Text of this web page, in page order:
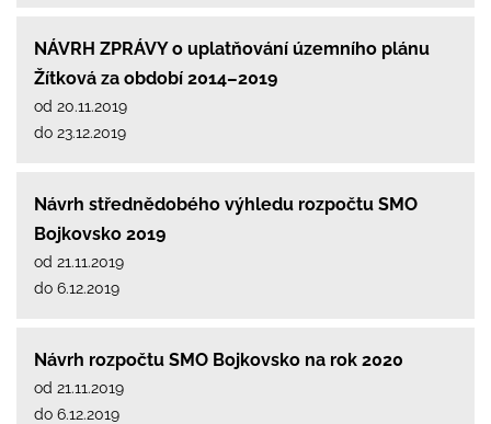
NÁVRH ZPRÁVY o uplatňování územního plánu
Žítková za období 2014–2019
od 20.11.2019
do 23.12.2019
Návrh střednědobého výhledu rozpočtu SMO
Bojkovsko 2019
od 21.11.2019
do 6.12.2019
Návrh rozpočtu SMO Bojkovsko na rok 2020
od 21.11.2019
do 6.12.2019